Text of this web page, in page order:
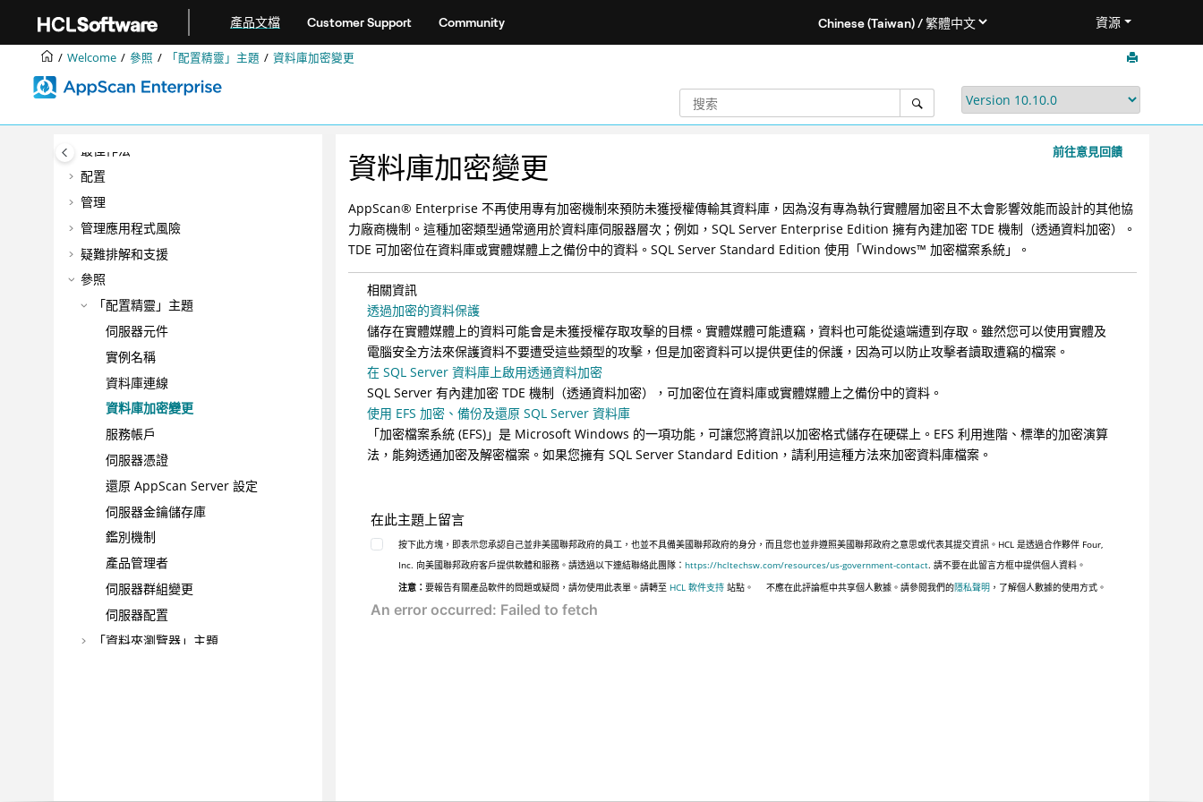
產品文檔 Customer Support Community 資源
Welcome 參照 「配置精靈」主題 資料庫加密變更
產品概觀
正在安裝
整合
DevOps
最佳作法
配置
管理
管理應用程式風險
疑難排解和支援
參照
「配置精靈」主題
伺服器元件
實例名稱
資料庫連線
資料庫加密變更
服務帳戶
伺服器憑證
還原 AppScan Server 設定
伺服器金鑰儲存庫
鑑別機制
產品管理者
伺服器群組變更
伺服器配置
「資料夾瀏覽器」主題
前往意見回饋
資料庫加密變更
AppScan® Enterprise 不再使用專有加密機制來預防未獲授權傳輸其資料庫，因為沒有專為執行實體層加密且不太會影響效能而設計的其他協
力廠商機制。這種加密類型通常適用於資料庫伺服器層次；例如，SQL Server Enterprise Edition 擁有內建加密 TDE 機制（透通資料加密）。
TDE 可加密位在資料庫或實體媒體上之備份中的資料。SQL Server Standard Edition 使用「Windows™ 加密檔案系統」。
相關資訊
透過加密的資料保護
儲存在實體媒體上的資料可能會是未獲授權存取攻擊的目標。實體媒體可能遭竊，資料也可能從遠端遭到存取。雖然您可以使用實體及
電腦安全方法來保護資料不要遭受這些類型的攻擊，但是加密資料可以提供更佳的保護，因為可以防止攻擊者讀取遭竊的檔案。
在 SQL Server 資料庫上啟用透通資料加密
SQL Server 有內建加密 TDE 機制（透通資料加密），可加密位在資料庫或實體媒體上之備份中的資料。
使用 EFS 加密、備份及還原 SQL Server 資料庫
「加密檔案系統 (EFS)」是 Microsoft Windows 的一項功能，可讓您將資訊以加密格式儲存在硬碟上。EFS 利用進階、標準的加密演算
法，能夠透通加密及解密檔案。如果您擁有 SQL Server Standard Edition，請利用這種方法來加密資料庫檔案。
在此主題上留言
按下此方塊，即表示您承認自己並非美國聯邦政府的員工，也並不具備美國聯邦政府的身分，而且您也並非遵照美國聯邦政府之意思或代表其提交資訊。HCL 是透過合作夥伴 Four,
Inc. 向美國聯邦政府客戶提供軟體和服務。請透過以下連結聯絡此團隊：https://hcltechsw.com/resources/us-government-contact. 請不要在此留言方框中提供個人資料。
注意：要報告有關產品軟件的問題或疑問，請勿使用此表單。請轉至 HCL 軟件支持 站點。 不應在此評論框中共享個人數據。請參閱我們的隱私聲明 ，了解個人數據的使用方式。